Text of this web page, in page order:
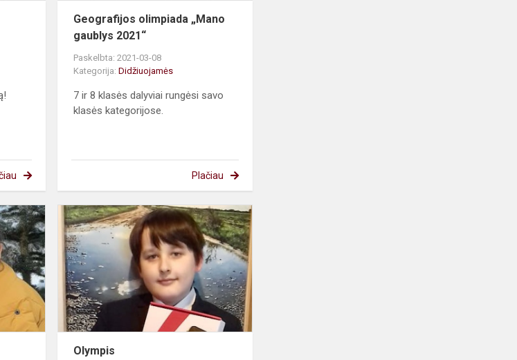
Geografijos olimpiada „Mano
gaublys 2021“
Paskelbta: 2021-03-08
Kategorija:Didžiuojamės
7 ir 8 klasės dalyviai rungėsi savo
klasės kategorijose.
Plačiau
Biologijos
olimpiados
pasiekimai
Olympis
Olympis